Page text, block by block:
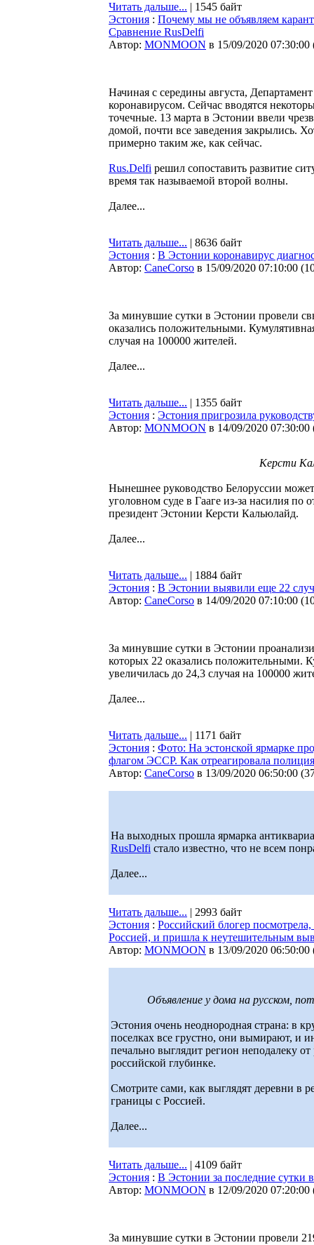
Читать дальше... | 1545 байт
Эстония : Почему мы не объявляем
Сравнение RusDelfi
Автор: MONMOON в 15/09/2020 07:30:00
Начиная с середины августа,
коронавирусом. Сейчас вводятся
точечные. 13 марта в Эстонии ввели
домой, почти все заведения закрылись.
примерно таким же, как сейчас.
Rus.Delfi решил сопоставить развитие
время так называемой второй волны.
Далее...
Читать дальше... | 8636 байт
Эстония : В Эстонии коронавирус
Автор: CaneCorso в 15/09/2020 07:10:00 (
За минувшие сутки в Эстонии провели
оказались положительными.
случая на 100000 жителей.
Далее...
Читать дальше... | 1355 байт
Эстония : Эстония пригрозила
Автор: MONMOON в 14/09/2020 07:30:00
Керсти
Нынешнее руководство Белоруссии
уголовном суде в Гааге из-за насилия
президент Эстонии Керсти Кальюлайд.
Далее...
Читать дальше... | 1884 байт
Эстония : В Эстонии выявили еще 22
Автор: CaneCorso в 14/09/2020 07:10:00 (
За минувшие сутки в Эстонии
которых 22 оказались положительными.
увеличилась до 24,3 случая на 100000
Далее...
Читать дальше... | 1171 байт
Эстония : Фото: На эстонской ярмарке
флагом ЭССР. Как отреагировала
Автор: CaneCorso в 13/09/2020 06:50:00 (
На выходных прошла ярмарка
RusDelfi стало известно, что не всем
Далее...
Читать дальше... | 2993 байт
Эстония : Российский блогер
Россией, и пришла к неутешительным
Автор: MONMOON в 13/09/2020 06:50:00
Объявление у дома на русском,
Эстония очень неоднородная страна: в
поселках все грустно, они вымирают, и
печально выглядит регион неподалеку
российской глубинке.
Смотрите сами, как выглядят деревни в
границы с Россией.
Далее...
Читать дальше... | 4109 байт
Эстония : В Эстонии за последние сутки
Автор: MONMOON в 12/09/2020 07:20:00
За минувшие сутки в Эстонии провели